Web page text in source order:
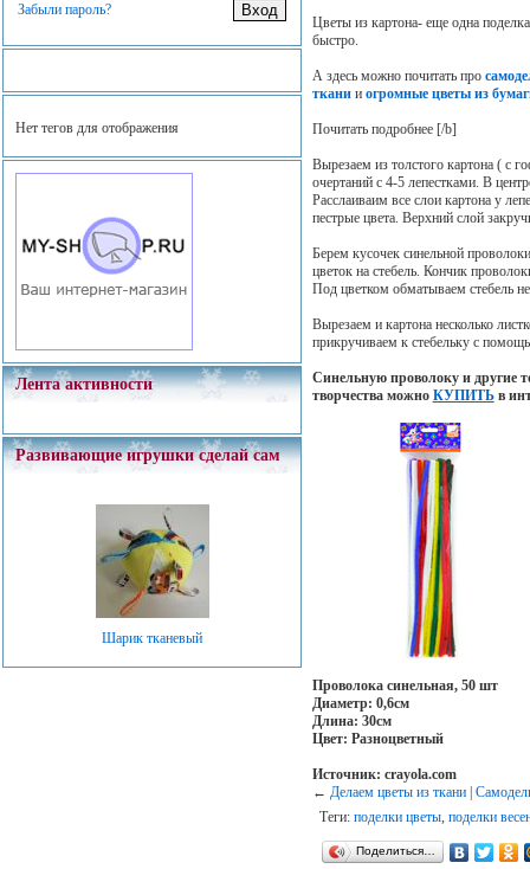
Забыли пароль?
Нет тегов для отображения
Лента активности
Развивающие игрушки сделай сам
Шарик тканевый
Цветы из картона- еще одна
быстро.
А здесь можно почитать про
ткании огромные цветы из
Почитать подробнее [/b]
Вырезаем из толстого картона ( с
очертаний с 4-5 лепестками. В
Расслаиваим все слои картона у
пестрые цвета. Верхний слой
Берем кусочек синельной
цветок на стебель. Кончик
Под цветком обматываем стебель
Вырезаем и картона несколько
прикручиваем к стебельку с
Синельную проволоку и другие
творчества можно КУПИТЬв
Проволока синельная, 50 шт
Диаметр: 0,6см
Длина: 30см
Цвет: Разноцветный
Источник: crayola.com
← Делаем цветы из ткани|
Теги: поделки цветы, поделки
Поделиться…